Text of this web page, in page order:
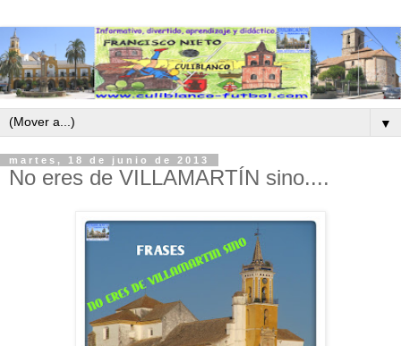
▼
martes, 18 de junio de 2013
No eres de VILLAMARTÍN sino....